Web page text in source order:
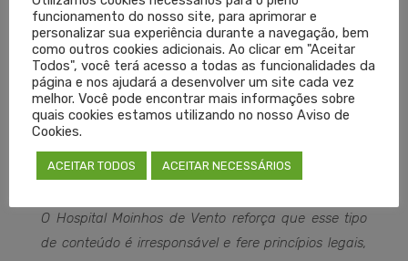
necessitam de leitos no Centro de Terapia Intensiva.
Os esforços são voltados a proporcionar o suporte
necessário para ocasionar os melhores desfechos
possíveis. Familiares de pacientes com Covid-19 não
circulam pelo hospital e são orientados a
permanecer em casa, uma vez que as visitas são
O Hospital Moinhos de Vento reforça que esse tipo
de conteúdo é irresponsável e fere princípios legais,
funcionamento do nosso site, para aprimorar e
personalizar sua experiência durante a navegação, bem
como outros cookies adicionais. Ao clicar em "Aceitar
Todos", você terá acesso a todas as funcionalidades da
página e nos ajudará a desenvolver um site cada vez
melhor. Você pode encontrar mais informações sobre
quais cookies estamos utilizando no nosso Aviso de
Cookies.
ACEITAR TODOS ACEITAR NECESSÁRIOS